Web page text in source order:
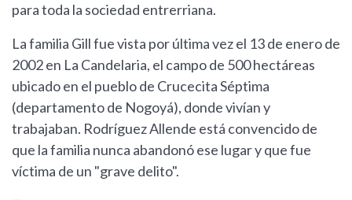
para toda la sociedad entrerriana.
La familia Gill fue vista por última vez el 13 de enero de
2002 en La Candelaria, el campo de 500 hectáreas
ubicado en el pueblo de Crucecita Séptima
(departamento de Nogoyá), donde vivían y
trabajaban. Rodríguez Allende está convencido de
que la familia nunca abandonó ese lugar y que fue
víctima de un "grave delito".